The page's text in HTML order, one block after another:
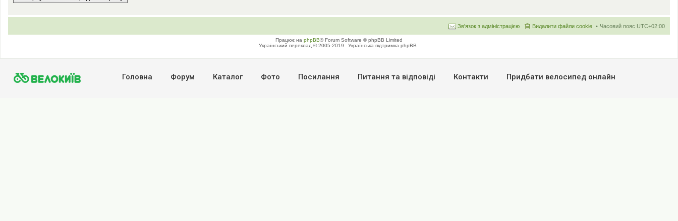
Часовий пояс UTC+02:00
Видалити файли cookie
Зв'язок з адміністрацією
Працює на phpBB® Forum Software © phpBB Limited
Український переклад © 2005-2019
Українська підтримка phpBB
Головна Форум Каталог Фото Посилання Питання та вiдповiдi Контакти Придбати велосипед онлайн